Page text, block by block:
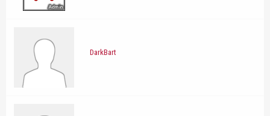
DarkBart